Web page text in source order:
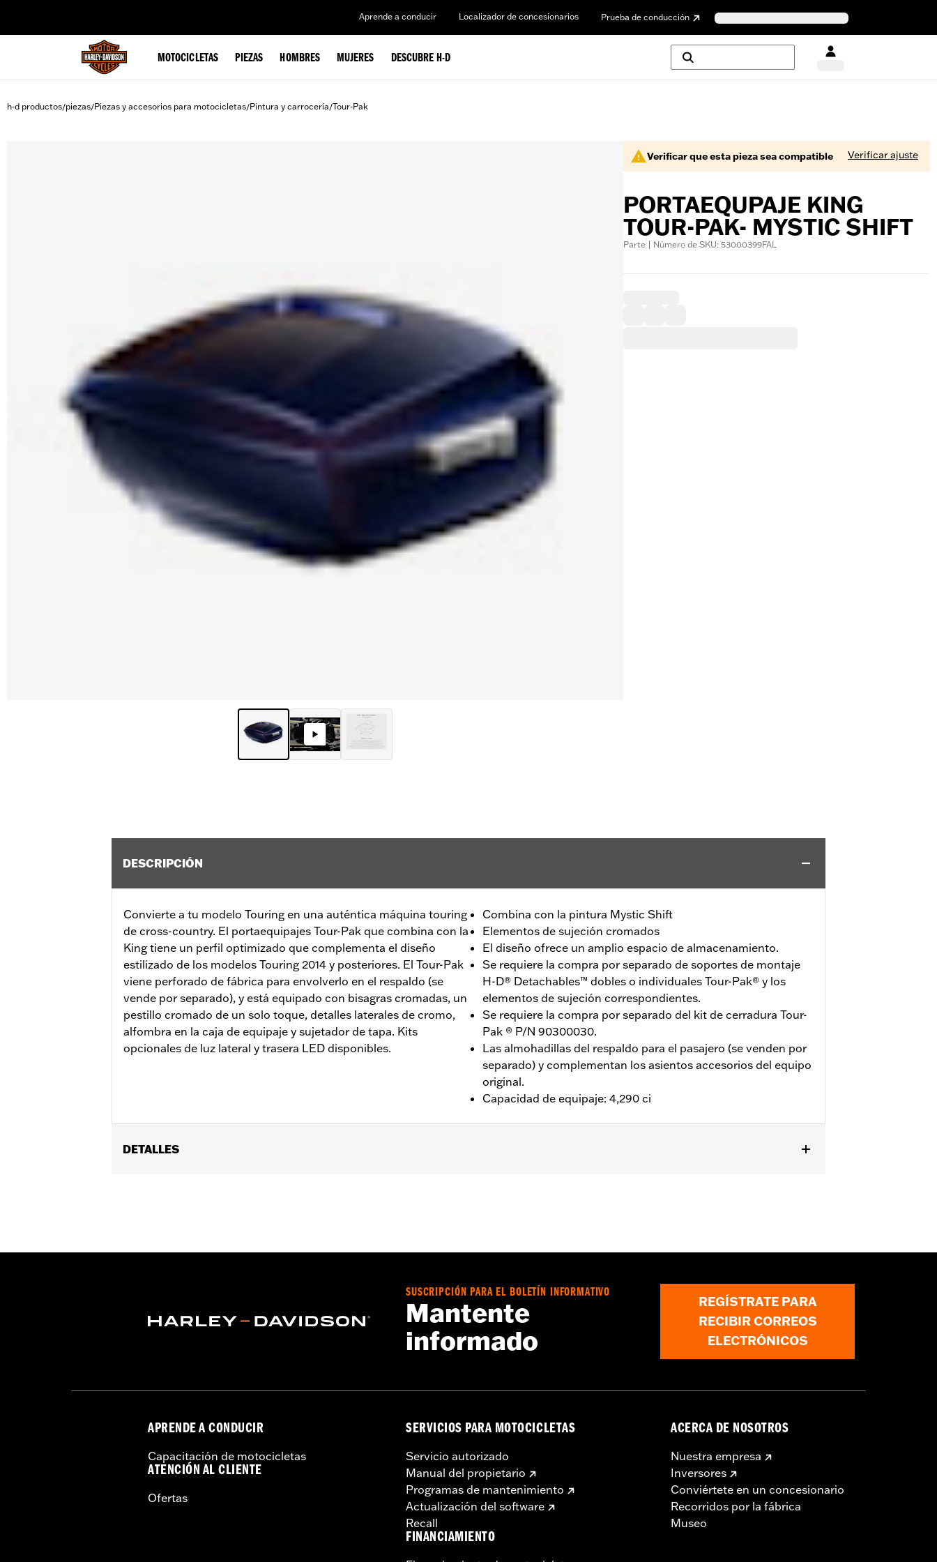
Aprende a conducir Localizador de concesionarios Prueba de conducción
MOTOCICLETAS PIEZAS HOMBRES MUJERES DESCUBRE H-D
h-d productos/piezas/Piezas y accesorios para motocicletas/Pintura y carrocería/Tour-Pak
Verificar que esta pieza sea compatible Verificar ajuste
PORTAEQUPAJE KING
TOUR-PAK- MYSTIC SHIFT
Parte | Número de SKU: 53000399FAL
DESCRIPCIÓN
Convierte a tu modelo Touring en una auténtica máquina touring
de cross-country. El portaequipajes Tour-Pak que combina con la
King tiene un perfil optimizado que complementa el diseño
estilizado de los modelos Touring 2014 y posteriores. El Tour-Pak
viene perforado de fábrica para envolverlo en el respaldo (se
vende por separado), y está equipado con bisagras cromadas, un
pestillo cromado de un solo toque, detalles laterales de cromo,
alfombra en la caja de equipaje y sujetador de tapa. Kits
opcionales de luz lateral y trasera LED disponibles.
Combina con la pintura Mystic Shift
Elementos de sujeción cromados
El diseño ofrece un amplio espacio de almacenamiento.
Se requiere la compra por separado de soportes de montaje
H-D® Detachables™ dobles o individuales Tour-Pak® y los
elementos de sujeción correspondientes.
Se requiere la compra por separado del kit de cerradura Tour-
Pak ® P/N 90300030.
Las almohadillas del respaldo para el pasajero (se venden por
separado) y complementan los asientos accesorios del equipo
original.
Capacidad de equipaje: 4,290 ci
DETALLES
Kit de elementos de sujeción de conversión desmontable n.° de pieza 54000383. Para los modelos FLHXSTSE 2026 y FLTRXSTSE
Capacidad: 4290 Cubic inch
SUSCRIPCIÓN PARA EL BOLETÍN INFORMATIVO
Mantente
informado
REGÍSTRATE PARA
RECIBIR CORREOS
ELECTRÓNICOS
APRENDE A CONDUCIR
Capacitación de motocicletas
ATENCIÓN AL CLIENTE
Ofertas
SERVICIOS PARA MOTOCICLETAS
Servicio autorizado
Manual del propietario
Programas de mantenimiento
Actualización del software
Recall
FINANCIAMIENTO
ACERCA DE NOSOTROS
Nuestra empresa
Inversores
Conviértete en un concesionario
Recorridos por la fábrica
Museo